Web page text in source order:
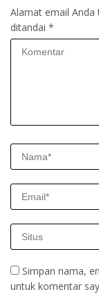
Alamat email Anda
ditandai *
Simpan nama,
untuk komentar